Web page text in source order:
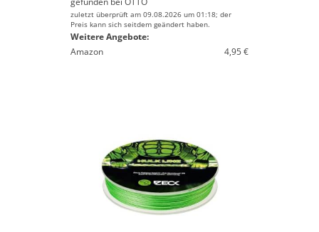
zuletzt überprüft am 09.08.2026 um 01:18; der
Preis kann sich seitdem geändert haben.
Weitere Angebote:
Amazon
4,95 €